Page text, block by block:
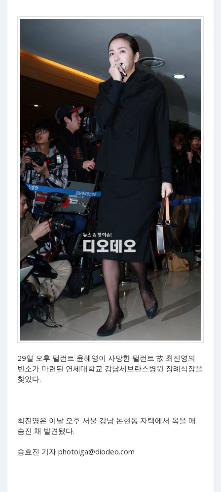
29일 오후 탤런트 윤혜영이 사망한 탤런트 故 최진영의
빈소가 마련된 연세대학교 강남세브란스병원 장례식장을
찾았다.
최진영은 이날 오후 서울 강남 논현동 자택에서 목을 매
숨진 채 발견됐다.
송효진 기자 photoiga@diodeo.com